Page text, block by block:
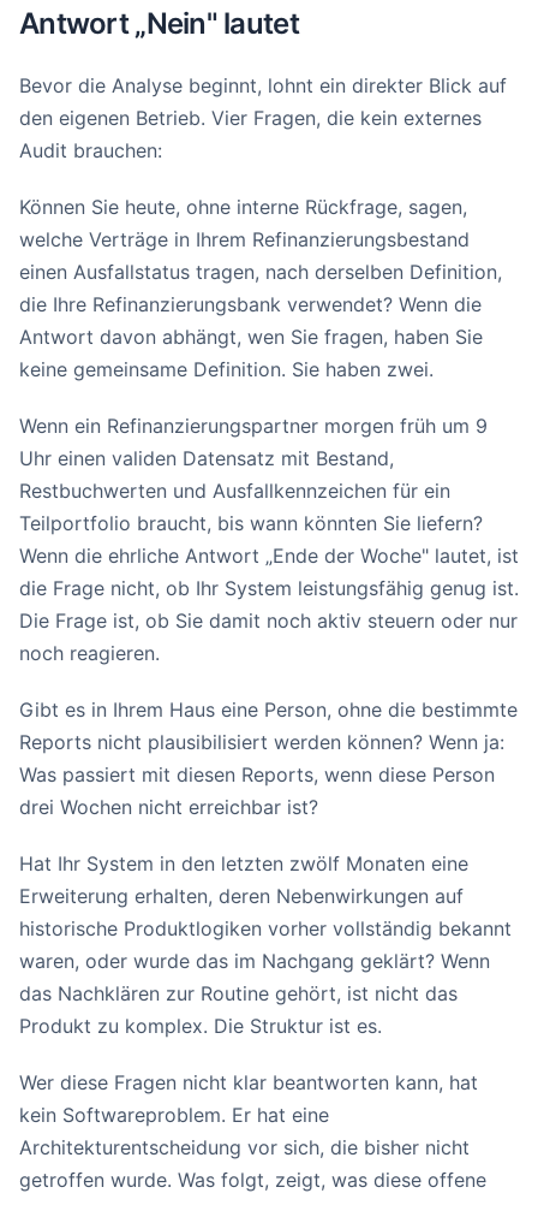
Antwort „Nein" lautet
Bevor die Analyse beginnt, lohnt ein direkter Blick auf
den eigenen Betrieb. Vier Fragen, die kein externes
Audit brauchen:
Können Sie heute, ohne interne Rückfrage, sagen,
welche Verträge in Ihrem Refinanzierungsbestand
einen Ausfallstatus tragen, nach derselben Definition,
die Ihre Refinanzierungsbank verwendet? Wenn die
Antwort davon abhängt, wen Sie fragen, haben Sie
keine gemeinsame Definition. Sie haben zwei.
Wenn ein Refinanzierungspartner morgen früh um 9
Uhr einen validen Datensatz mit Bestand,
Restbuchwerten und Ausfallkennzeichen für ein
Teilportfolio braucht, bis wann könnten Sie liefern?
Wenn die ehrliche Antwort „Ende der Woche" lautet, ist
die Frage nicht, ob Ihr System leistungsfähig genug ist.
Die Frage ist, ob Sie damit noch aktiv steuern oder nur
noch reagieren.
Gibt es in Ihrem Haus eine Person, ohne die bestimmte
Reports nicht plausibilisiert werden können? Wenn ja:
Was passiert mit diesen Reports, wenn diese Person
drei Wochen nicht erreichbar ist?
Hat Ihr System in den letzten zwölf Monaten eine
Erweiterung erhalten, deren Nebenwirkungen auf
historische Produktlogiken vorher vollständig bekannt
waren, oder wurde das im Nachgang geklärt? Wenn
das Nachklären zur Routine gehört, ist nicht das
Produkt zu komplex. Die Struktur ist es.
Wer diese Fragen nicht klar beantworten kann, hat
kein Softwareproblem. Er hat eine
Architekturentscheidung vor sich, die bisher nicht
getroffen wurde. Was folgt, zeigt, was diese offene